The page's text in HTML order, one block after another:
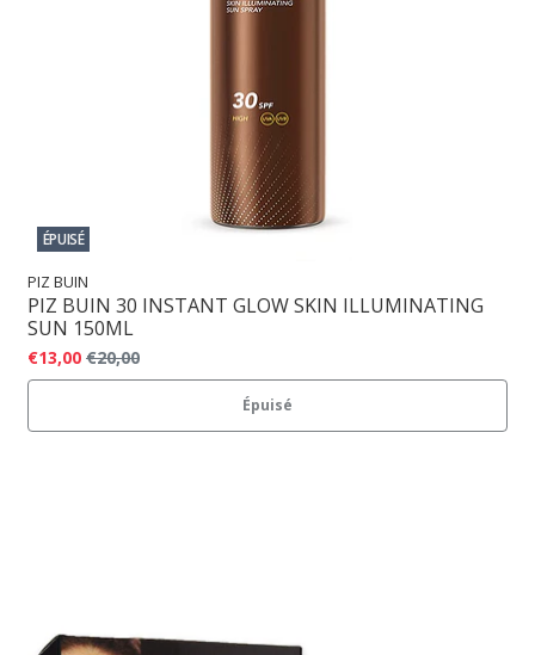
ÉPUISÉ
PIZ BUIN
PIZ BUIN 30 INSTANT GLOW SKIN ILLUMINATING
SUN 150ML
€13,00 €20,00
Épuisé